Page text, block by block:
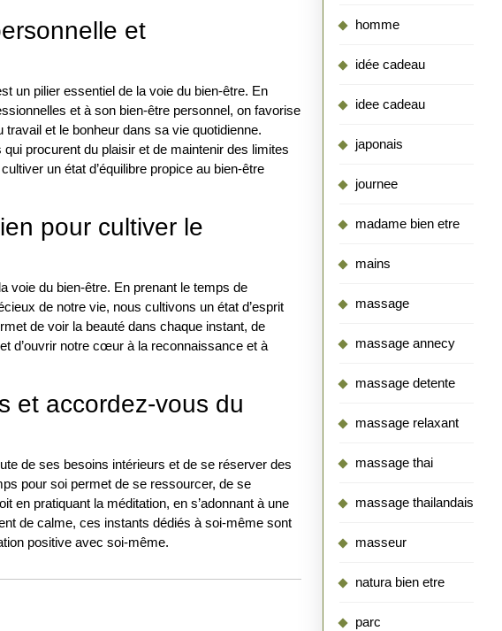
et
un pilier essentiel de la voie du bien-être. En
et à son bien-être personnel, on favorise
travail et le bonheur dans sa vie quotidienne.
procurent du plaisir et de maintenir des limites
un état d’équilibre propice au bien-être
pour cultiver le
voie du bien-être. En prenant le temps de
de notre vie, nous cultivons un état d’esprit
de voir la beauté dans chaque instant, de
d’ouvrir notre cœur à la reconnaissance et à
et accordez-vous du
de ses besoins intérieurs et de se réserver des
pour soi permet de se ressourcer, de se
en pratiquant la méditation, en s’adonnant à une
de calme, ces instants dédiés à soi-même sont
positive avec soi-même.
homme
idée cadeau
idee cadeau
japonais
journee
madame bien etre
mains
massage
massage annecy
massage detente
massage relaxant
massage thai
massage thailandais
masseur
natura bien etre
parc